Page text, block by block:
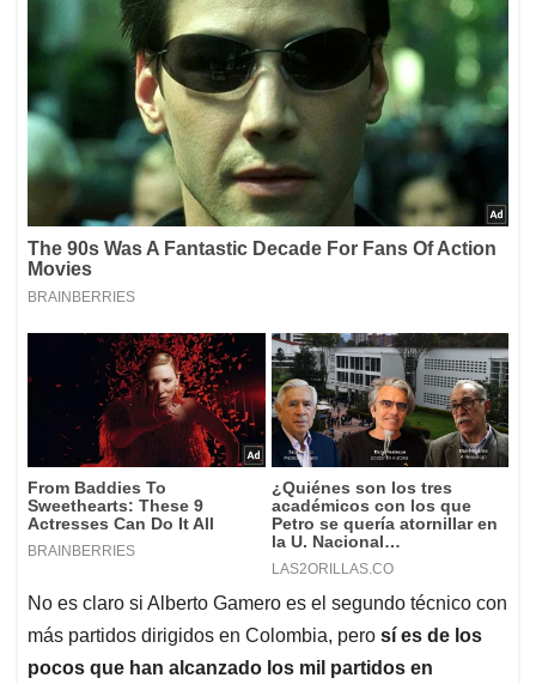
No es claro si Alberto Gamero es el segundo técnico con
más partidos dirigidos en Colombia, pero sí es de los
pocos que han alcanzado los mil partidos en